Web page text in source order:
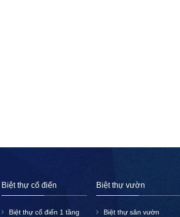
Biệt thự cổ điển
Biệt thự cổ điển 1 tầng
Biệt thự vườn
Biệt thự sân vườn